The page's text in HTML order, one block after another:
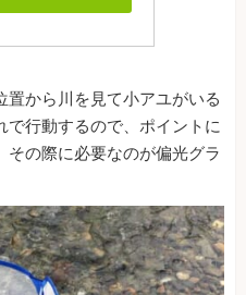
置から川を見て小アユがいる
で行動するので、ポイントに
その際に必要なのが偏光グラ